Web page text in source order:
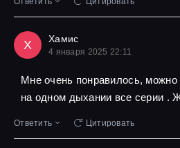
Х Хамис
4 января 2025 22:11
Мне очень понравилось, можно
на одном дыхании все серии .
Ответить Цитировать